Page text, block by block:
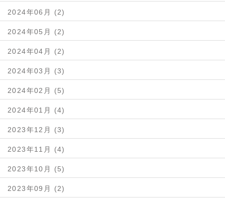
2024年06月 (2)
2024年05月 (2)
2024年04月 (2)
2024年03月 (3)
2024年02月 (5)
2024年01月 (4)
2023年12月 (3)
2023年11月 (4)
2023年10月 (5)
2023年09月 (2)